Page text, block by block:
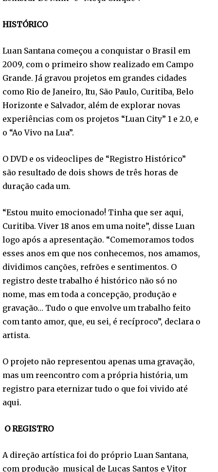
HISTÓRICO
Luan Santana começou a conquistar o Brasil em
2009, com o primeiro show realizado em Campo
Grande. Já gravou projetos em grandes cidades
como Rio de Janeiro, Itu, São Paulo, Curitiba, Belo
Horizonte e Salvador, além de explorar novas
experiências com os projetos “Luan City” 1 e 2.0, e
o “Ao Vivo na Lua”.
O DVD e os videoclipes de “Registro Histórico”
são resultado de dois shows de três horas de
duração cada um.
“Estou muito emocionado! Tinha que ser aqui,
Curitiba. Viver 18 anos em uma noite”, disse Luan
logo após a apresentação. “Comemoramos todos
esses anos em que nos conhecemos, nos amamos,
dividimos canções, refrões e sentimentos. O
registro deste trabalho é histórico não só no
nome, mas em toda a concepção, produção e
gravação… Tudo o que envolve um trabalho feito
com tanto amor, que, eu sei, é recíproco”, declara o
artista.
O projeto não representou apenas uma gravação,
mas um reencontro com a própria história, um
registro para eternizar tudo o que foi vivido até
aqui.
O REGISTRO
A direção artística foi do próprio Luan Santana,
com produção musical de Lucas Santos e Vitor